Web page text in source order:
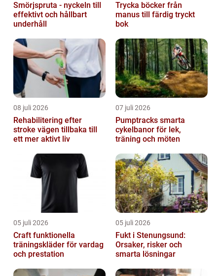
Smörjspruta - nyckeln till
effektivt och hållbart
underhåll
Trycka böcker från
manus till färdig tryckt
bok
08 juli 2026
Rehabilitering efter
stroke vägen tillbaka till
ett mer aktivt liv
07 juli 2026
Pumptracks smarta
cykelbanor för lek,
träning och möten
05 juli 2026
Craft funktionella
träningskläder för vardag
och prestation
05 juli 2026
Fukt i Stenungsund:
Orsaker, risker och
smarta lösningar